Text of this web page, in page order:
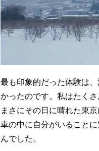
最も印象的だった体験は
かったのです。私はたく
まさにその日に晴れた東
車の中に自分がいること
んでした。